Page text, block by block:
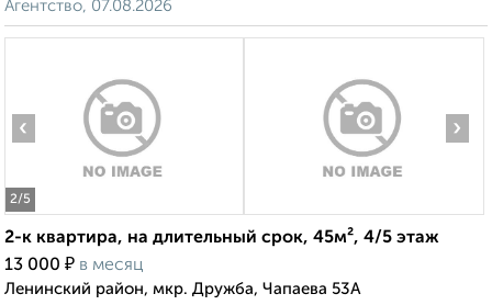
Агентство, 07.08.2026
2/5
‹ ›
2-к квартира, на длительный срок, 45м², 4/5 этаж
13 000 ₽ в месяц
Ленинский район, мкр. Дружба, Чапаева 53А